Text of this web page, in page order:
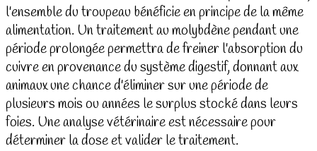
l'ensemble du troupeau bénéficie en principe de la même
alimentation. Un traitement au molybdène pendant une
période prolongée permettra de freiner l'absorption du
cuivre en provenance du système digestif, donnant aux
animaux une chance d'éliminer sur une période de
plusieurs mois ou années le surplus stocké dans leurs
foies. Une analyse vétérinaire est nécessaire pour
déterminer la dose et valider le traitement.